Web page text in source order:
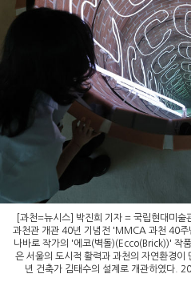
[과천=뉴시스] 박진희 기자 = 국립현대미술
과천관 개관 40년 기념전 'MMCA 과천 40주
나바로 작가의 '에코(벽돌)(Ecco(Brick))' 작
은 서울의 도시적 활력과 과천의 자연환경
년 건축가 김태수의 설계로 개관하였다.